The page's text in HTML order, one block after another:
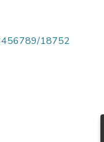
18752